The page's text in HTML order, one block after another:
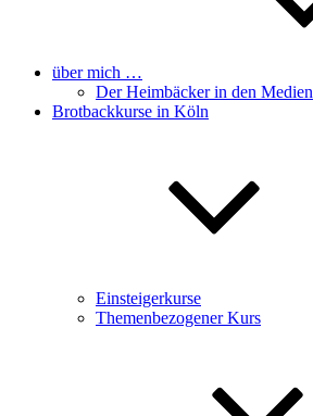
über mich …
Der Heimbäcker in den Medien
Brotbackkurse in Köln
Einsteigerkurse
Themenbezogener Kurs